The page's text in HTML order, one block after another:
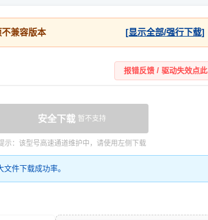
不兼容版本 [显示全部/强行下载]
报错反馈 / 驱动失效点此
安全下载 暂不支持
示：该型号高速通道维护中，请使用左侧下载
件下载成功率。